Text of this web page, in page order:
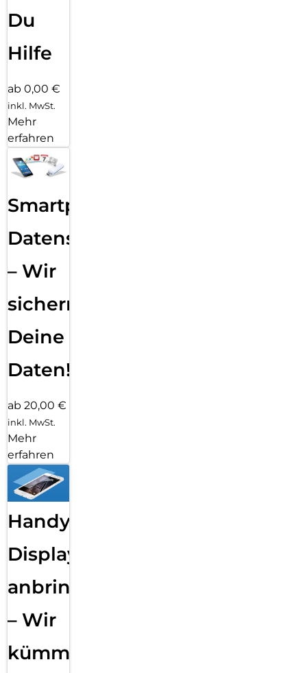
Du
Hilfe
ab 0,00 €
inkl. MwSt.
Mehr
erfahren
Smartphone
Datensicherung
– Wir
sichern
Deine
Daten!
ab 20,00 €
inkl. MwSt.
Mehr
erfahren
Handy
Displayfolie
anbringen
– Wir
kümmern